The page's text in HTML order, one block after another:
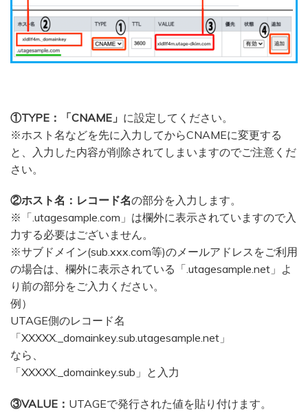
①TYPE：「CNAME」 に設定してください。
※ホスト名などを先に入力してからCNAMEに変更する
と、入力した内容が削除されてしまいますのでご注意くだ
さい。
②ホスト名：レコード名の部分を入力します。
※「.utagesample.com」は欄外に表示されていますので入
力する必要はございません。
※サブドメイン(sub.xxx.com等)のメールアドレスをご利用
の場合は、欄外に表示されている「.utagesample.net」よ
り前の部分をご入力ください。
例）
UTAGE側のレコード名
「XXXXX._domainkey.sub.utagesample.net」
なら、
「XXXXX._domainkey.sub」と入力
③VALUE： UTAGEで発行された値を貼り付けます。